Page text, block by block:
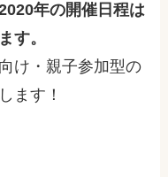
年の開催日程は
す。
け・親子参加型の
ます！